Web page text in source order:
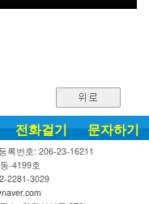
전화걸기 문자하기
록번호: 206-23-16211
-4199호
2281-3029